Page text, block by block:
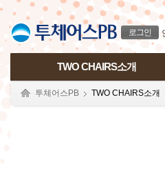
본문으로 바로가기
푸터 바로가기
로그인
TWO CHAIRS소개
투체어스PB TWO CHAIRS소개